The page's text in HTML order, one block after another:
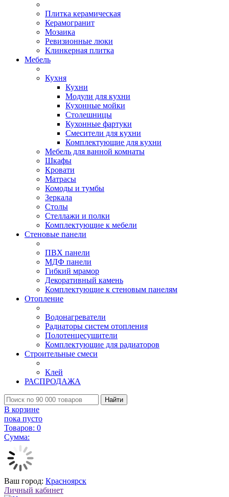
Плитка керамическая
Керамогранит
Мозаика
Ревизионные люки
Клинкерная плитка
Мебель
Кухня
Кухни
Модули для кухни
Кухонные мойки
Столешницы
Кухонные фартуки
Смесители для кухни
Комплектующие для кухни
Мебель для ванной комнаты
Шкафы
Кровати
Матрасы
Комоды и тумбы
Зеркала
Столы
Стеллажи и полки
Комплектующие к мебели
Стеновые панели
ПВХ панели
МДФ панели
Гибкий мрамор
Декоративный камень
Комплектующие к стеновым панелям
Отопление
Водонагреватели
Радиаторы систем отопления
Полотенцесушители
Комплектующие для радиаторов
Строительные смеси
Клей
РАСПРОДАЖА
Найти
В корзине
пока пусто
Товаров: 0
Сумма:
Ваш город: Красноярск
Личный кабинет